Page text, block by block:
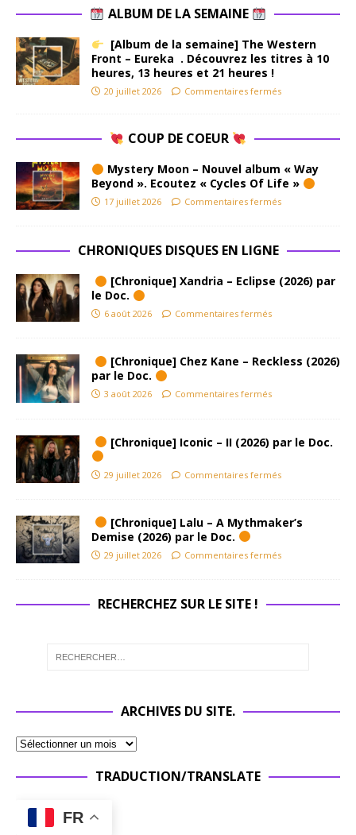
ALBUM DE LA SEMAINE
[Album de la semaine] The Western
Front – Eureka . Découvrez les titres à 10
heures, 13 heures et 21 heures !
20 juillet 2026 Commentaires fermés
COUP DE COEUR
Mystery Moon – Nouvel album « Way
Beyond ». Ecoutez « Cycles Of Life »
17 juillet 2026 Commentaires fermés
CHRONIQUES DISQUES EN LIGNE
[Chronique] Xandria – Eclipse (2026) par
le Doc.
6 août 2026 Commentaires fermés
[Chronique] Chez Kane – Reckless (2026)
par le Doc.
3 août 2026 Commentaires fermés
[Chronique] Iconic – II (2026) par le Doc.
29 juillet 2026 Commentaires fermés
[Chronique] Lalu – A Mythmaker’s
Demise (2026) par le Doc.
29 juillet 2026 Commentaires fermés
RECHERCHEZ SUR LE SITE !
ARCHIVES DU SITE.
TRADUCTION/TRANSLATE
FR